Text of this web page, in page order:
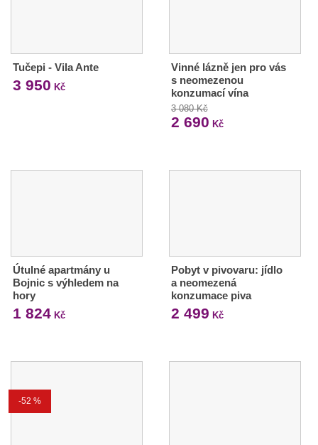
Tučepi - Vila Ante
3 950 Kč
Vinné lázně jen pro vás
s neomezenou
konzumací vína
3 080 Kč
2 690 Kč
Útulné apartmány u
Bojnic s výhledem na
hory
1 824 Kč
Pobyt v pivovaru: jídlo
a neomezená
konzumace piva
2 499 Kč
-52 %